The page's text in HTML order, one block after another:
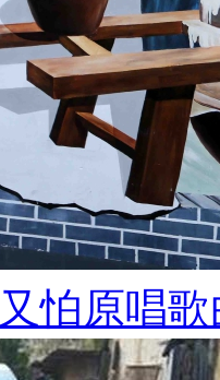
怕原唱歌